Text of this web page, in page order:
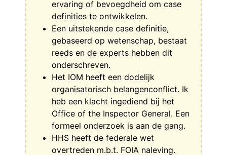
ervaring of bevoegdheid om case
definities te ontwikkelen.
Een uitstekende case definitie,
gebaseerd op wetenschap, bestaat
reeds en de experts hebben dit
onderschreven.
Het IOM heeft een dodelijk
organisatorisch belangenconflict. Ik
heb een klacht ingediend bij het
Office of the Inspector General. Een
formeel onderzoek is aan de gang.
HHS heeft de federale wet
overtreden m.b.t. FOIA naleving.